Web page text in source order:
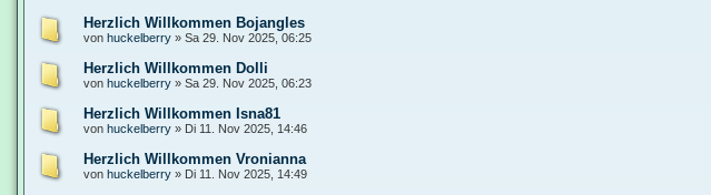
Herzlich Willkommen Bojangles
von huckelberry » Sa 29. Nov 2025, 06:25
Herzlich Willkommen Dolli
von huckelberry » Sa 29. Nov 2025, 06:23
Herzlich Willkommen Isna81
von huckelberry » Di 11. Nov 2025, 14:46
Herzlich Willkommen Vronianna
von huckelberry » Di 11. Nov 2025, 14:49